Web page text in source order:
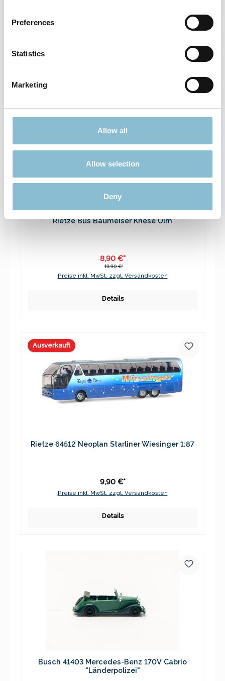
Preferences
Statistics
Marketing
Allow all
Allow selection
Deny
Rietze Bus Baumeiser Knese Ulm
8,90 €*
19,90 €*
Preise inkl. MwSt. zzgl. Versandkosten
Details
Ausverkauft
Rietze 64512 Neoplan Starliner Wiesinger 1:87
9,90 €*
Preise inkl. MwSt. zzgl. Versandkosten
Details
Busch 41403 Mercedes-Benz 170V Cabrio
"Länderpolizei"